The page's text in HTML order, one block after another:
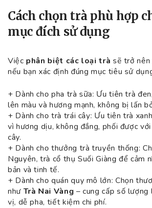
Cách chọn trà phù hợp
mục đích sử dụng
Việc phân biệt các loại trà sẽ trở nên
nếu bạn xác định đúng mục tiêu sử
+ Dành cho pha trà sữa: Ưu tiên trà
lên màu và hương mạnh, không bị lấn
+ Dành cho trà trái cây: Ưu tiên trà
vì hương dịu, không đắng, phối được
cây.
+ Dành cho thưởng trà truyền thống:
Nguyên, trà cổ thụ Suối Giàng để cảm
bản và tinh tế.
+ Dành cho quán quy mô lớn: Chọn
như Trà Nai Vàng – cung cấp số lượng
vị, dễ pha, tiết kiệm chi phí.